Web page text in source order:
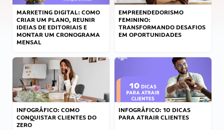
MARKETING DIGITAL: COMO
CRIAR UM PLANO, REUNIR
IDEIAS DE EDITORIAIS E
MONTAR UM CRONOGRAMA
MENSAL
EMPREENDEDORISMO
FEMININO:
TRANSFORMANDO DESAFIOS
EM OPORTUNIDADES
INFOGRÁFICO: COMO
CONQUISTAR CLIENTES DO
ZERO
INFOGRÁFICO: 10 DICAS
PARA ATRAIR CLIENTES